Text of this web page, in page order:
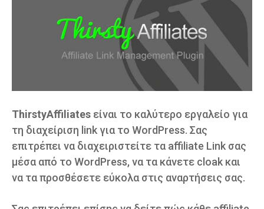
ThirstyAffiliates είναι το καλύτερο εργαλείο για
τη διαχείριση link για το WordPress. Σας
επιτρέπει να διαχειριστείτε τα affiliate Link σας
μέσα από το WordPress, να τα κάνετε cloak και
να τα προσθέσετε εύκολα στις αναρτήσεις σας.